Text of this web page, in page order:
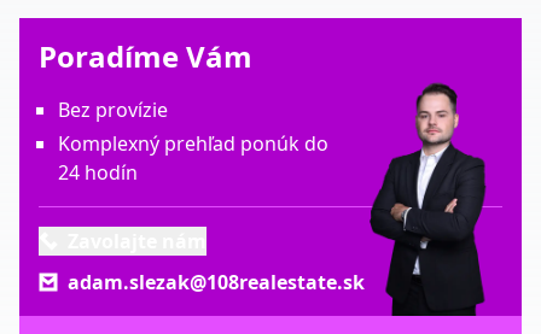
Poradíme Vám
Bez provízie
Komplexný prehľad ponúk do
24 hodín
adam.slezak@108realestate.sk